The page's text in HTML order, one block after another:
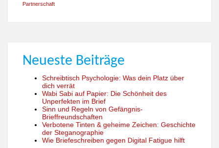
Partnerschaft
Neueste Beiträge
Schreibtisch Psychologie: Was dein Platz über
dich verrät
Wabi Sabi auf Papier: Die Schönheit des
Unperfekten im Brief
Sinn und Regeln von Gefängnis-
Brieffreundschaften
Verbotene Tinten & geheime Zeichen: Geschichte
der Steganographie
Wie Briefeschreiben gegen Digital Fatigue hilft